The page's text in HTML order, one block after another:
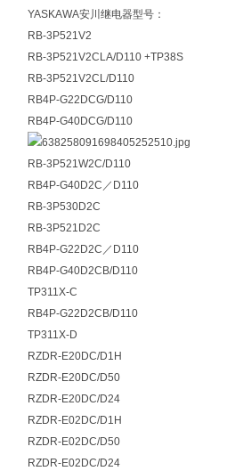
YASKAWA安川继电器型号：
RB-3P521V2
RB-3P521V2CLA/D110 +TP38S
RB-3P521V2CL/D110
RB4P-G22DCG/D110
RB4P-G40DCG/D110
RB-3P521W2C/D110
RB4P-G40D2C／D110
RB-3P530D2C
RB-3P521D2C
RB4P-G22D2C／D110
RB4P-G40D2CB/D110
TP311X-C
RB4P-G22D2CB/D110
TP311X-D
RZDR-E20DC/D1H
RZDR-E20DC/D50
RZDR-E20DC/D24
RZDR-E02DC/D1H
RZDR-E02DC/D50
RZDR-E02DC/D24